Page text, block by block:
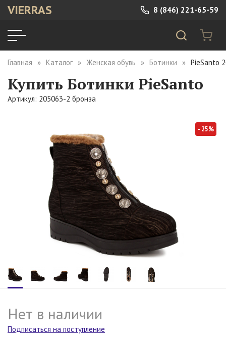
VIERRAS 8 (846) 221-65-59
Главная Каталог Женская обувь Ботинки PieSanto
Купить Ботинки PieSanto
Артикул: 205063-2 бронза
- 25%
Нет в наличии
Подписаться на поступление